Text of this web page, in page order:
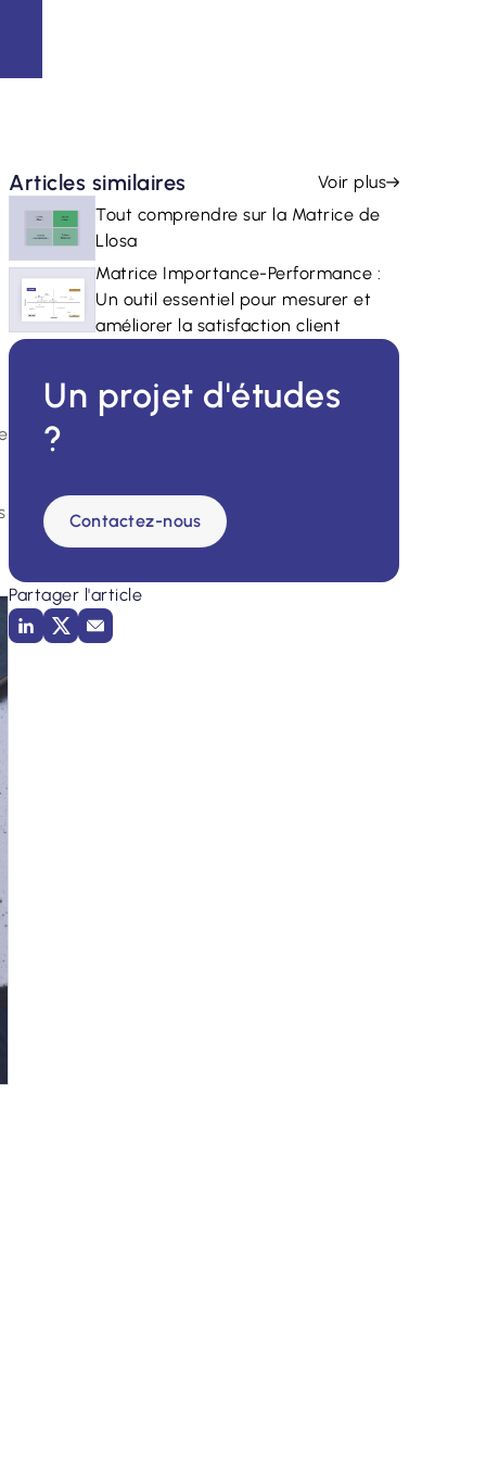
Articles similaires
Voir plus
Tout comprendre sur la Matrice de
Llosa
Matrice Importance-Performance :
Un outil essentiel pour mesurer et
améliorer la satisfaction client
Un projet d'études
?
Contactez-nous
Partager l'article